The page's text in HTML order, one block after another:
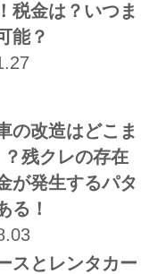
税金は？いつま
能？
の改造はどこま
残クレの存在
が発生するパタ
る！
スとレンタカー